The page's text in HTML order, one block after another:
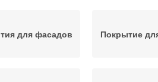
для фасадов Покрытие